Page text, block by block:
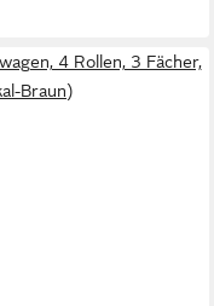
4 Rollen, 3 Fächer,
Braun)